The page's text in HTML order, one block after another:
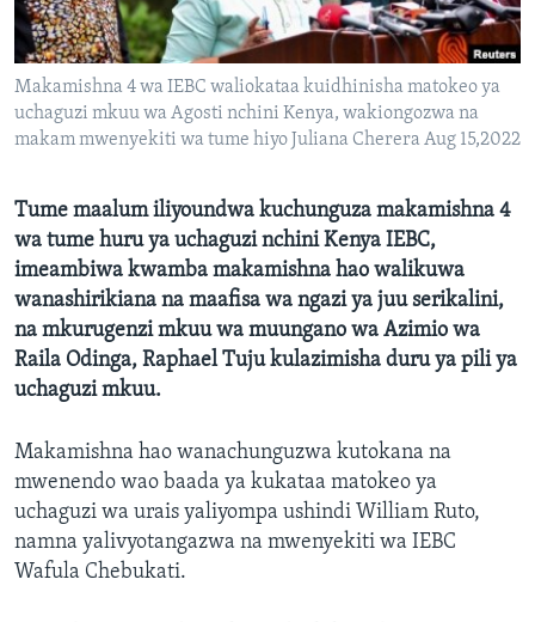
Makamishna 4 wa IEBC waliokataa kuidhinisha matokeo ya
uchaguzi mkuu wa Agosti nchini Kenya, wakiongozwa na
makam mwenyekiti wa tume hiyo Juliana Cherera Aug 15,2022
Tume maalum iliyoundwa kuchunguza makamishna 4
wa tume huru ya uchaguzi nchini Kenya IEBC,
imeambiwa kwamba makamishna hao walikuwa
wanashirikiana na maafisa wa ngazi ya juu serikalini,
na mkurugenzi mkuu wa muungano wa Azimio wa
Raila Odinga, Raphael Tuju kulazimisha duru ya pili ya
uchaguzi mkuu.
Makamishna hao wanachunguzwa kutokana na
mwenendo wao baada ya kukataa matokeo ya
uchaguzi wa urais yaliyompa ushindi William Ruto,
namna yalivyotangazwa na mwenyekiti wa IEBC
Wafula Chebukati.